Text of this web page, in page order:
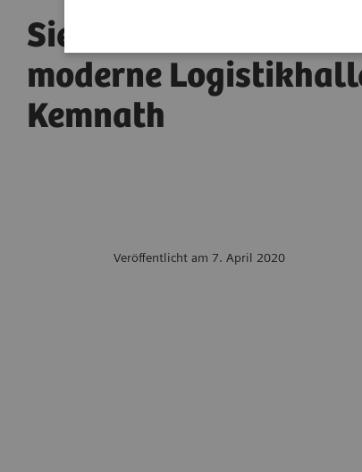
Siemens Healthineers
moderne
Kemnath
Veröffentlicht am 7. April 2020